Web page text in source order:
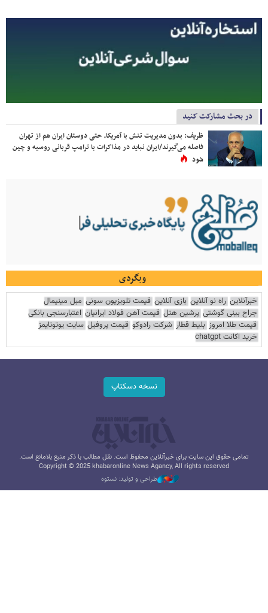
در بحث مشارکت کنید
ظریف: بدون مدیریت تنش با آمریکا، حتی دوستان ایران هم از تهران
فاصله می‌گیرند/ایران نباید در مذاکرات با ترامپ قربانی روسیه و چین
شود
وبگردی
خبرآنلاین راه نو آنلاین بازی آنلاین قیمت تلویزیون سونی مبل مینیمال
جراح بینی گوشتی پرشین هتل قیمت آهن فولاد ایرانیان اعتبارسنجی بانکی
قیمت طلا امروز بلیط قطار شرکت رادوکو قیمت پروفیل سایت یوتوتایمز
خرید اکانت chatgpt
نسخه دسکتاپ
تمامی حقوق این سایت برای خبرآنلاین محفوظ است. نقل مطالب با ذکر منبع بلامانع است.
Copyright © 2025 khabaronline News Agancy, All rights reserved
طراحی و تولید: نستوه